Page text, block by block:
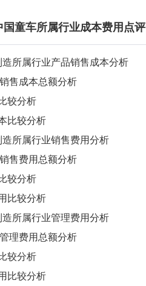
童车所属行业成本费用点评
所属行业产品销售成本分析
售成本总额分析
较分析
比较分析
所属行业销售费用分析
售费用总额分析
较分析
比较分析
所属行业管理费用分析
理费用总额分析
较分析
比较分析